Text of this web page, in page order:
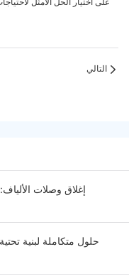
التالي
إغلاق وصلات